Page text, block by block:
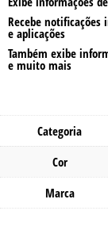
Recebe
e aplicações
Também exibe
e muito mais
Categoria
Cor
Marca